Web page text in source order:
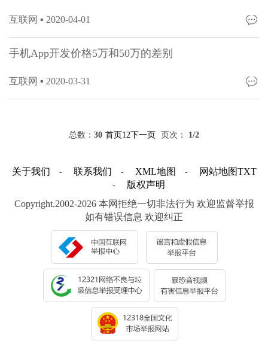
互联网 ▪ 2020-04-01
手机App开发价格5万和50万的差别
互联网 ▪ 2020-03-31
总数： 30 首页12下一页 页次： 1/2
关于我们 - 联系我们 - XML地图 - 网站地图TXT
-
版权声明
Copyright.2002-2026 本网拒绝一切非法行为 欢迎监督举报
如有错误信息 欢迎纠正